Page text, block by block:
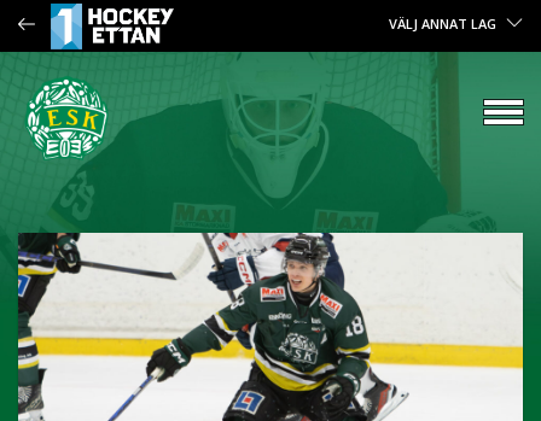
VÄLJ ANNAT LAG